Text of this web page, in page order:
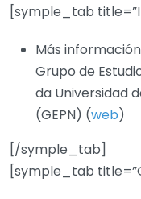
[symple_tab
Más
Grupo de
da Universidad
(GEPN) (web)
[/symple_tab]
[symple_tab